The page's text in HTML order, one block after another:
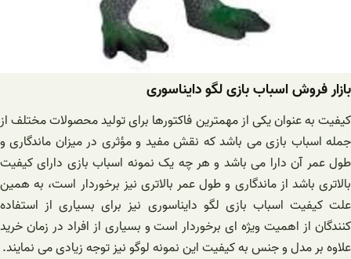
بازار فروش اسباب بازی لگو دایناسوری
کیفیت به ‌عنوان یکی از مهمترین فاکتورها برای تولید محصولات مختلف از
جمله اسباب ‌بازی می ‌باشد که نقش مفید و مؤثری در میزان ماندگاری و
طول عمر آن دارا می باشد و هر چه یک نمونه اسباب‌ بازی دارای کیفیت
بالاتری باشد از ماندگاری و طول عمر بالاتری نیز برخوردار است، به همین
علت کیفیت اسباب بازی لگو دایناسوری نیز برای بسیاری از استفاده‌
کنندگان از اهمیت ویژه‌ ای برخوردار است و بسیاری از افراد در زمان خرید
علاوه بر مدل و جنس به کیفیت این نمونه لوگو نیز توجه زیادی می ‌نمایند.